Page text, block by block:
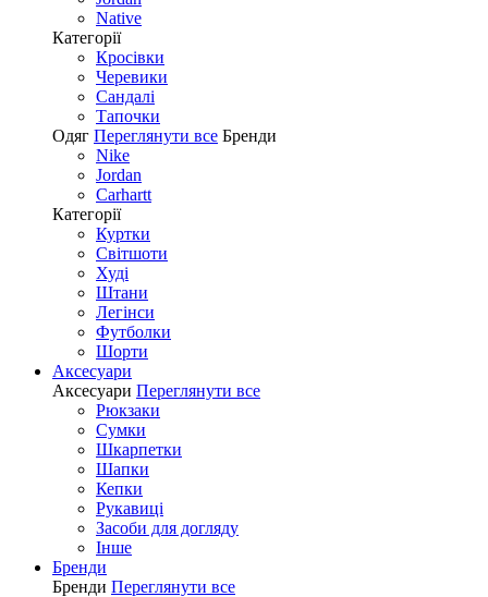
Native
Категорії
Кросівки
Черевики
Сандалі
Tапочки
Одяг Переглянути все Бренди
Nike
Jordan
Carhartt
Категорії
Куртки
Світшоти
Худі
Штани
Легінси
Футболки
Шорти
Аксесуари
Аксесуари Переглянути все
Рюкзаки
Сумки
Шкарпетки
Шапки
Кепки
Рукавиці
Засоби для догляду
Інше
Бренди
Бренди Переглянути все